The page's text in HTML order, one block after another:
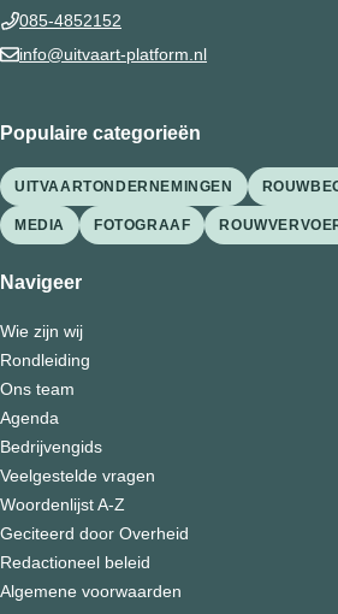
085-4852152
info@uitvaart-platform.nl
Populaire categorieën
UITVAARTONDERNEMINGEN
MEDIA FOTOGRAAF
Navigeer
Wie zijn wij
Rondleiding
Ons team
Agenda
Bedrijvengids
Veelgestelde vragen
Woordenlijst A-Z
Geciteerd door Overheid
Redactioneel beleid
Algemene voorwaarden